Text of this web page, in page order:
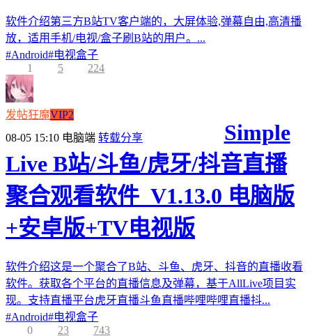
软件介绍第三方B站TV客户端的，大屏体验,弹幕自由,高清播
放，适用手机/电视/盒子刷B站的用户。...
#Android#电视盒子
1
5 224
发帖狂魔VIP2
08-05 15:10 电脑端 转载分享
Simple
Live B站/斗鱼/虎牙/抖音直播
聚合观看软件_V1.13.0 电脑版
+安卓版+TV电视版
软件介绍这是一个聚合了B站、斗鱼、虎牙、抖音的直播收看
软件。获取各个平台的直播信息及弹幕，基于AllLive项目实
现。支持直播平台虎牙直播斗鱼直播哔哩哔哩直播抖...
#Android#电视盒子
0
23 743